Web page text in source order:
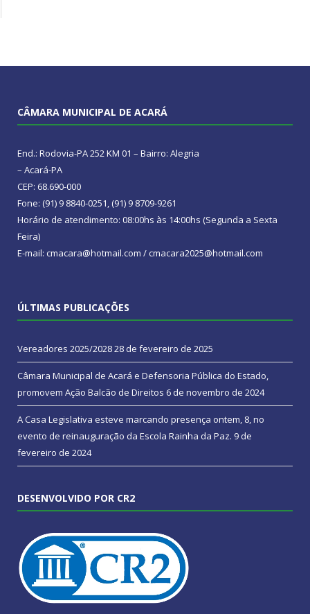
CÂMARA MUNICIPAL DE ACARÁ
End.: Rodovia-PA 252 KM 01 – Bairro: Alegria
– Acará-PA
CEP: 68.690-000
Fone: (91) 9 8840-0251, (91) 9 8709-9261
Horário de atendimento: 08:00hs às 14:00hs (Segunda a Sexta
Feira)
E-mail: cmacara@hotmail.com / cmacara2025@hotmail.com
ÚLTIMAS PUBLICAÇÕES
Vereadores 2025/202828 de fevereiro de 2025
Câmara Municipal de Acará e Defensoria Pública do Estado,
promovem Ação Balcão de Direitos 6 de novembro de 2024
A Casa Legislativa esteve marcando presença ontem, 8, no
evento de reinauguração da Escola Rainha da Paz. 9 de
fevereiro de 2024
DESENVOLVIDO POR CR2